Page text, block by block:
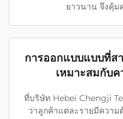
ยาวนาน จึงคุ้
การออกแบบแบบที่ส
เหมาะสมกับ
ที่บริษัท Hebei Chengji
ว่าลูกค้าแต่ละรายมีความ